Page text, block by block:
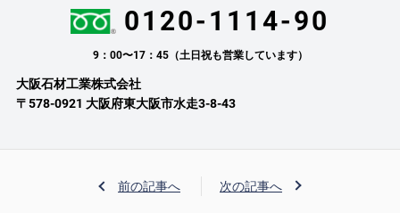
0120-1114-90
9：00〜17：45（土日祝も営業しています）
大阪石材工業株式会社
〒578-0921 大阪府東大阪市水走3-8-43
前の記事へ 次の記事へ